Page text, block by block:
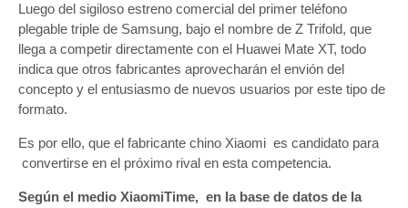
Luego del sigiloso estreno comercial del primer teléfono
plegable triple de Samsung, bajo el nombre de Z Trifold, que
llega a competir directamente con el Huawei Mate XT, todo
indica que otros fabricantes aprovecharán el envión del
concepto y el entusiasmo de nuevos usuarios por este tipo de
formato.
Es por ello, que el fabricante chino Xiaomi es candidato para
convertirse en el próximo rival en esta competencia.
Según el medio XiaomiTime, en la base de datos de la